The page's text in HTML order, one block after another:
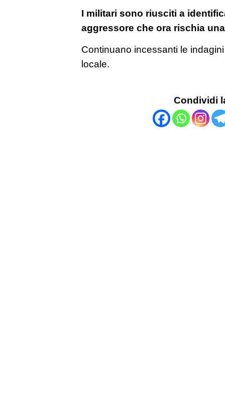
I militari sono riusciti a
aggressore che ora rischia
Continuano incessanti le
locale.
Condividi